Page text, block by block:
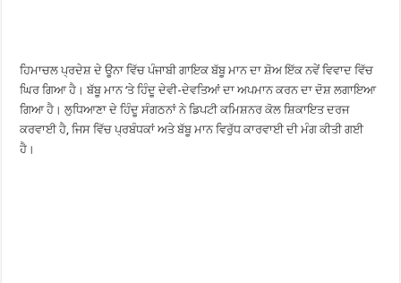
ਹਿਮਾਚਲ ਪ੍ਰਦੇਸ਼ ਦੇ ਊਨਾ ਵਿੱਚ ਪੰਜਾਬੀ ਗਾਇਕ ਬੱਬੂ ਮਾਨ ਦਾ ਸ਼ੋਅ ਇੱਕ ਨਵੇਂ ਵਿਵਾਦ ਵਿੱਚ
ਘਿਰ ਗਿਆ ਹੈ। ਬੱਬੂ ਮਾਨ ‘ਤੇ ਹਿੰਦੂ ਦੇਵੀ-ਦੇਵਤਿਆਂ ਦਾ ਅਪਮਾਨ ਕਰਨ ਦਾ ਦੋਸ਼ ਲਗਾਇਆ
ਗਿਆ ਹੈ। ਲੁਧਿਆਣਾ ਦੇ ਹਿੰਦੂ ਸੰਗਠਨਾਂ ਨੇ ਡਿਪਟੀ ਕਮਿਸ਼ਨਰ ਕੋਲ ਸ਼ਿਕਾਇਤ ਦਰਜ
ਕਰਵਾਈ ਹੈ, ਜਿਸ ਵਿੱਚ ਪ੍ਰਬੰਧਕਾਂ ਅਤੇ ਬੱਬੂ ਮਾਨ ਵਿਰੁੱਧ ਕਾਰਵਾਈ ਦੀ ਮੰਗ ਕੀਤੀ ਗਈ
ਹੈ।